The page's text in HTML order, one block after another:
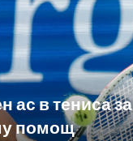
ас в тениса за
помощ